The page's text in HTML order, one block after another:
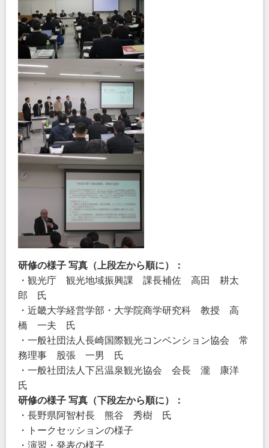
研修の様子写真（上段左から順に）：
・観光庁 観光地域振興課 課長補佐 高田 耕太
郎 氏
・近畿大学経営学部・大学院商学研究科 教授 高
橋 一夫 氏
・一般社団法人長崎国際観光コンベンション協会 常
務理事 股張 一男 氏
・一般社団法人下呂温泉観光協会 会長 瀧 康洋
氏
研修の様子写真（下段左から順に）：
・長野県阿智村長 熊谷 秀樹 氏
・トークセッションの様子
・演習・発表の様子